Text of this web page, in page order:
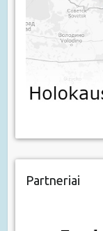
Partneriai